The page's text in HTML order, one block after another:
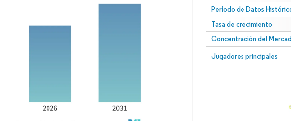
Período de Datos
Tasa de crecimiento
Concentración del
Jugadores principales
Imagen © Mordor Intelligence.
Imagen © Mordor Intelligence. El uso requiere atribución según CC BY 4.0.